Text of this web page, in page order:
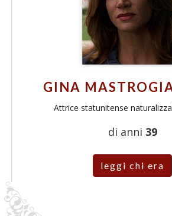
GINA
Attrice statunitense
di anni 39
leggi chi era